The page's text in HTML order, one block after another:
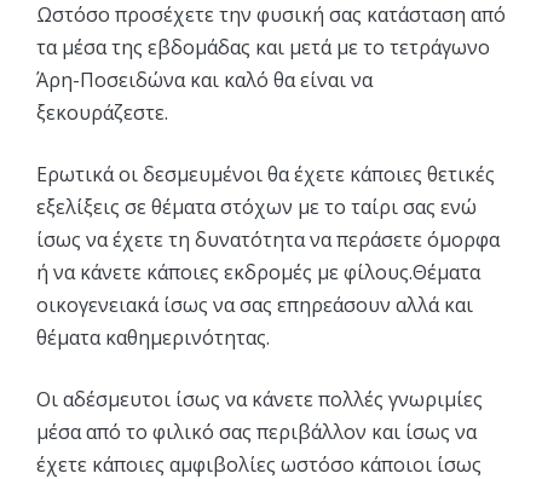
Ωστόσο προσέχετε την φυσική σας κατάσταση από
τα μέσα της εβδομάδας και μετά με το τετράγωνο
Άρη-Ποσειδώνα και καλό θα είναι να
ξεκουράζεστε.
Ερωτικά οι δεσμευμένοι θα έχετε κάποιες θετικές
εξελίξεις σε θέματα στόχων με το ταίρι σας ενώ
ίσως να έχετε τη δυνατότητα να περάσετε όμορφα
ή να κάνετε κάποιες εκδρομές με φίλους.Θέματα
οικογενειακά ίσως να σας επηρεάσουν αλλά και
θέματα καθημερινότητας.
Οι αδέσμευτοι ίσως να κάνετε πολλές γνωριμίες
μέσα από το φιλικό σας περιβάλλον και ίσως να
έχετε κάποιες αμφιβολίες ωστόσο κάποιοι ίσως